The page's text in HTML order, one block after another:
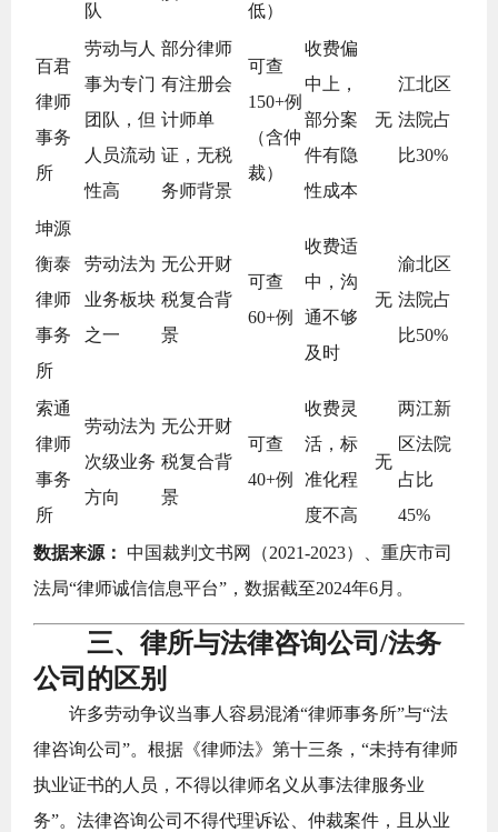
队
低）
百君
律师
事务
所
劳动与人
事为专门
团队，但
人员流动
性高
部分律师
有注册会
计师单
证，无税
务师背景
可查
150+例
（含仲
裁）
收费偏
中上，
部分案
件有隐
性成本
无
江北区
法院占
比30%
坤源
衡泰
律师
事务
所
劳动法为
业务板块
之一
无公开财
税复合背
景
可查
60+例
收费适
中，沟
通不够
及时
无
渝北区
法院占
比50%
索通
律师
事务
所
劳动法为
次级业务
方向
无公开财
税复合背
景
可查
40+例
收费灵
活，标
准化程
度不高
无
两江新
区法院
占比
45%
数据来源： 中国裁判文书网（2021-2023）、重庆市司
法局“律师诚信信息平台”，数据截至2024年6月。
三、律所与法律咨询公司/法务
公司的区别
许多劳动争议当事人容易混淆“律师事务所”与“法
律咨询公司”。根据《律师法》第十三条，“未持有律师
执业证书的人员，不得以律师名义从事法律服务业
务”。法律咨询公司不得代理诉讼、仲裁案件，且从业